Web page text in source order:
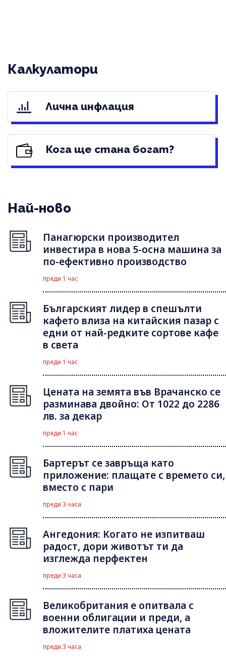
Калкулатори
Лична инфлация
Кога ще стана богат?
Най-ново
Панагюрски производител
инвестира в нова 5-осна машина за
по-ефективно производство
преди 1 час
Българският лидер в спешълти
кафето влиза на китайския пазар с
едни от най-редките сортове кафе
в света
преди 1 час
Цената на земята във Врачанско се
разминава двойно: От 1022 до 2286
лв. за декар
преди 1 час
Бартерът се завръща като
приложение: плащате с времето си,
вместо с пари
преди 3 часа
Ангедония: Когато не изпитваш
радост, дори животът ти да
изглежда перфектен
преди 3 часа
Великобритания е опитвала с
военни облигации и преди, а
вложителите платиха цената
преди 3 часа